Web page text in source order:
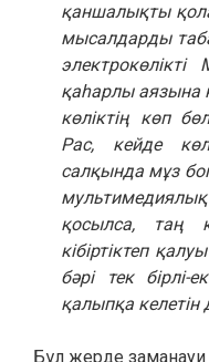
қаншалықты
мысалдарды
қаһарлы аязына
көліктің көп
Рас, кейде
салқында мұз
қосылса, таң
кібіртіктеп
бәрі тек бірлі-
қалыпқа келетін
Бұл жерде заманауи